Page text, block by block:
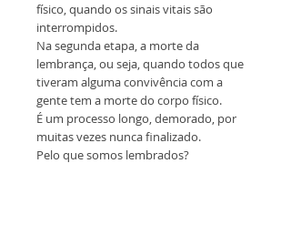
físico, quando os sinais vitais são
interrompidos.
Na segunda etapa, a morte da
lembrança, ou seja, quando todos que
tiveram alguma convivência com a
gente tem a morte do corpo físico.
É um processo longo, demorado, por
muitas vezes nunca finalizado.
Pelo que somos lembrados?